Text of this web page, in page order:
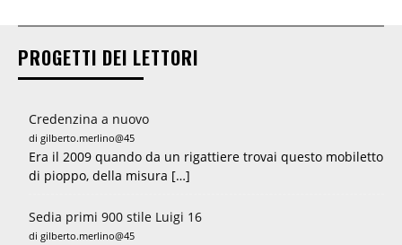
PROGETTI DEI LETTORI
Credenzina a nuovo
di gilberto.merlino@45
Era il 2009 quando da un rigattiere trovai questo mobiletto
di pioppo, della misura […]
Sedia primi 900 stile Luigi 16
di gilberto.merlino@45